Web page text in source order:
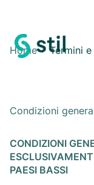
Home Termini
Condizioni
CONDIZIONI
PAESI BASSI